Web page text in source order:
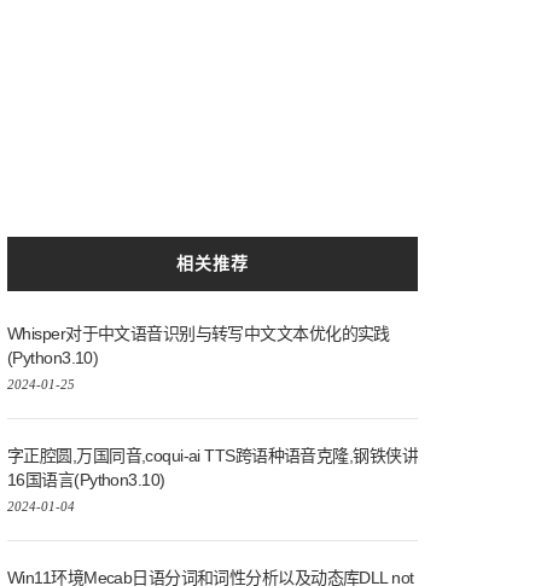
相关推荐
Whisper对于中文语音识别与转写中文文本优化的实践
(Python3.10)
2024-01-25
字正腔圆,万国同音,coqui-ai TTS跨语种语音克隆,钢铁侠讲
16国语言(Python3.10)
2024-01-04
Win11环境Mecab日语分词和词性分析以及动态库DLL not